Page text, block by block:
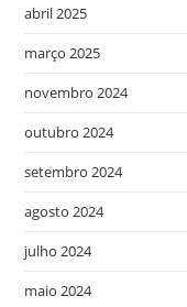
abril 2025
março 2025
novembro 2024
outubro 2024
setembro 2024
agosto 2024
julho 2024
maio 2024